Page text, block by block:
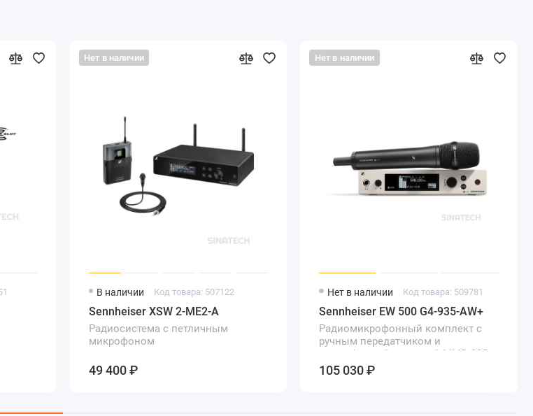
производится из двух независимых
работы двух независимых секций
сигнал лучшего качества, чтобы
источникам питания, что позволяет
этого, можно заряжать NiMh
при работе с камерой, которая не
и Freedom от Sony, что позволяет
Нет в наличии
В наличии Код товара: 507122
Sennheiser XSW 2-ME2-A
Радиосистема с петличным
микрофоном
49 400 ₽
Нет в наличии
Нет в наличии Код товара: 509781
Sennheiser EW 500 G4-935-AW+
Радиомикрофонный комплект с
ручным передатчиком и
микрофонной головкой MMD 935
105 030 ₽